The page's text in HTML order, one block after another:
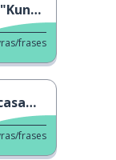
Fu"
frases
frases